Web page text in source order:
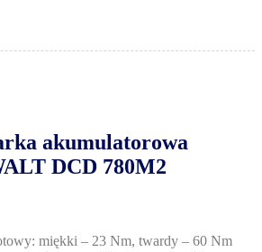
akumulatorowa
DCD 780M2
miękki – 23 Nm, twardy – 60 Nm